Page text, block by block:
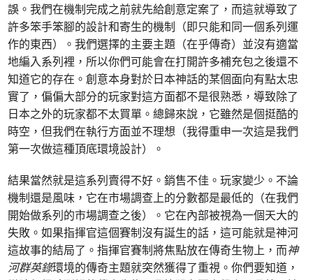
誤。我們在機制完成之前就先給創意定案了，而這就導致了
許多笨手笨腳的設計和寄生的機制（即只能和同一個系列運
作的東西）。我們選擇的主要主題（在乎傳奇）並沒有適當
地編入系列裡，所以你們可能會在打開許多補充包之後還不
知道它的存在。創意本身對於日本神話的某個面向有點太忠
實了，偏偏大部分的玩家對這方面都不是很熟悉，導致除了
日本之外的玩家都不太買單。總歸來說，它雖然是個挺酷的
時空，但我們在執行方面並不理想（我得重申一次這是我們
第一次做這種頂底環境設計）。
結果當然就是這系列賣得不好。銷售不佳。玩家變少。不論
機制還是風味，它在市場調查上的分數都是最低的（在我們
開始做系列的市場調查之後）。它在內部被視為一個天大的
失敗。如果指揮官這個賽制沒有誕生的話，這可能就是神河
這故事的結局了。指揮官賽制將焦點放在傳奇生物上，而神
河群英錄環境的傳奇主題就突然獲得了重視。你們要知道，